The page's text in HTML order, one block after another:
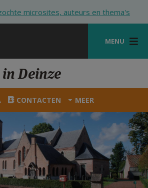
microsites, auteurs en thema's
MENU
Deinze
CONTACTEN MEER